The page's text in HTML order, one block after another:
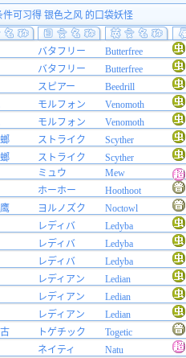
可习得 银色之风 的口袋妖怪
バタフリー
Butterfree
バタフリー
Butterfree
スピアー
Beedrill
モルフォン
Venomoth
モルフォン
Venomoth
ストライク
Scyther
ストライク
Scyther
ミュウ
Mew
ホーホー
Hoothoot
ヨルノズク
Noctowl
レディバ
Ledyba
レディバ
Ledyba
レディバ
Ledyba
レディアン
Ledian
レディアン
Ledian
レディアン
Ledian
トゲチック
Togetic
ネイティ
Natu